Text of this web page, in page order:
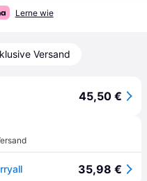
Lerne wie
Versand
45,50 €
35,98 €